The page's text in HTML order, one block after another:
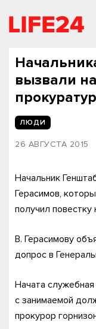
вызвали
ЛЮДИ
26 АВГУСТА 2015
Начальник
Герасимов,
получил
В. Герасимову
допрос в
Начата
с занимаемой
прокурор